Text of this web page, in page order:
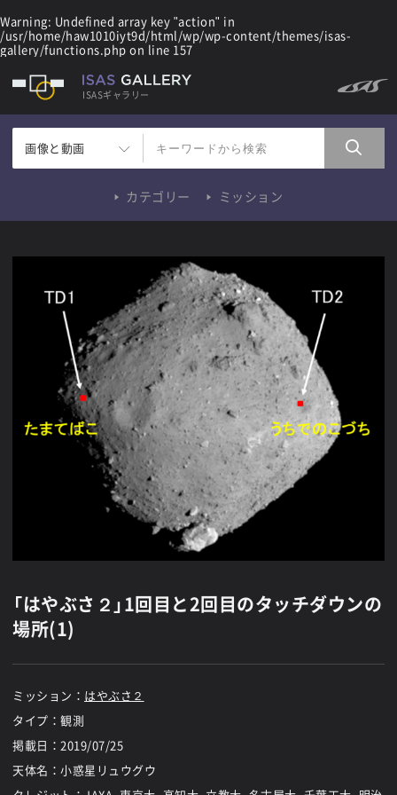
Warning: Undefined array key "action" in
/usr/home/haw1010iyt9d/html/wp/wp-content/themes/isas-
gallery/functions.php on line 157
ISASギャラリー
画像と動画
カテゴリー ミッション
「はやぶさ２」1回目と2回目のタッチダウンの
場所(1)
ミッション： はやぶさ２
タイプ：観測
掲載日： 2019/07/25
天体名：小惑星リュウグウ